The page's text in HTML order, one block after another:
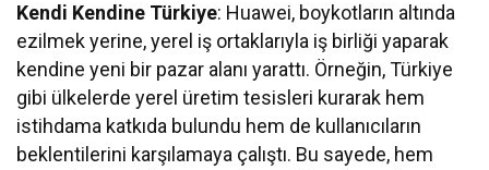
Kendi Kendine Türkiye: Huawei, boykotların altında
ezilmek yerine, yerel iş ortaklarıyla iş birliği yaparak
kendine yeni bir pazar alanı yarattı. Örneğin, Türkiye
gibi ülkelerde yerel üretim tesisleri kurarak hem
istihdama katkıda bulundu hem de kullanıcıların
beklentilerini karşılamaya çalıştı. Bu sayede, hem